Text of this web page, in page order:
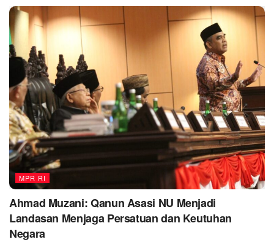
MPR RI
Ahmad Muzani: Qanun Asasi NU Menjadi
Landasan Menjaga Persatuan dan Keutuhan
Negara